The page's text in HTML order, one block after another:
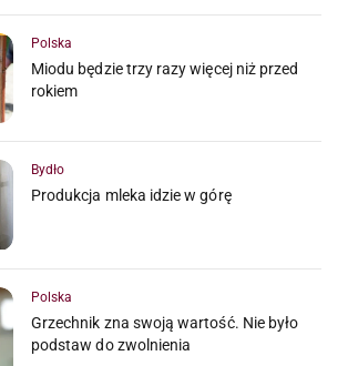
Polska
Miodu będzie trzy razy więcej niż przed
rokiem
Bydło
Produkcja mleka idzie w górę
Polska
Grzechnik zna swoją wartość. Nie było
podstaw do zwolnienia